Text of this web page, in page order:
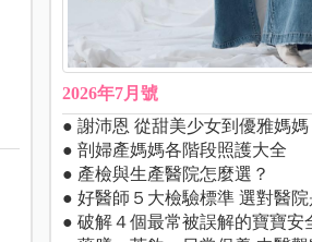
2026年7月號
● 謝沛恩 從甜美少女到優雅媽媽
● 剖婦產媽媽各階段照護大全
● 產檢與生產醫院怎麼選？
● 好醫師５大檢驗標準 選對醫
● 破解４個最常被誤解的寶寶安